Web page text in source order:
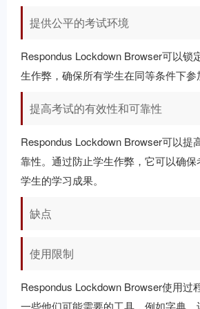
提供公平的考试环境
Respondus Lockdown Browser可以锁
生作弊，确保所有学生在同等条件下参
提高考试的有效性和可靠性
Respondus Lockdown Browser可以提
靠性。通过防止学生作弊，它可以确
学生的学习成果。
缺点
使用限制
Respondus Lockdown Browser使用过
一些他们可能需要的工具，例如字典